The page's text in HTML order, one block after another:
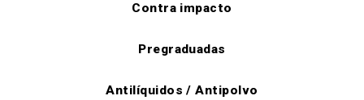
Contra impacto
Pregraduadas
Antilíquidos / Antipolvo